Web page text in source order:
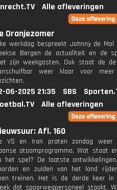
Alle afleveringen
Oranjezomer
werkdag bespreekt Johnny de
Bergen de actualiteit en de
zijn weekgasten. Ook staat de de
weer klaar voor meer
06-2025 21:35 SBS
Alle afleveringen
Afl. 160
VS en Iran praten zondag weer
atoomprogramma. Wat staat
het spel? De laatste
en zuiden van het land
treinen. Het is de derde keer in
dat spoorwegpersoneel staakt.